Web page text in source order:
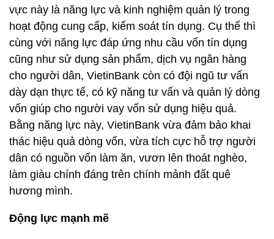
vực này là năng lực và kinh nghiệm quản lý trong
hoạt động cung cấp, kiểm soát tín dụng. Cụ thể thì
cùng với năng lực đáp ứng nhu cầu vốn tín dụng
cũng như sử dụng sản phẩm, dịch vụ ngân hàng
cho người dân, VietinBank còn có đội ngũ tư vấn
dày dạn thực tế, có kỹ năng tư vấn và quản lý dòng
vốn giúp cho người vay vốn sử dụng hiệu quả.
Bằng năng lực này, VietinBank vừa đảm bảo khai
thác hiệu quả dòng vốn, vừa tích cực hỗ trợ người
dân có nguồn vốn làm ăn, vươn lên thoát nghèo,
làm giàu chính đáng trên chính mảnh đất quê
hương mình.
Động lực mạnh mẽ